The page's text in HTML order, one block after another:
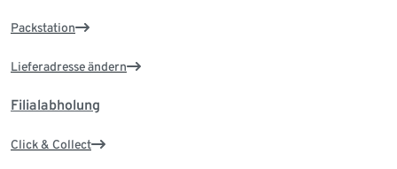
Packstation
Lieferadresse ändern
Filialabholung
Click & Collect